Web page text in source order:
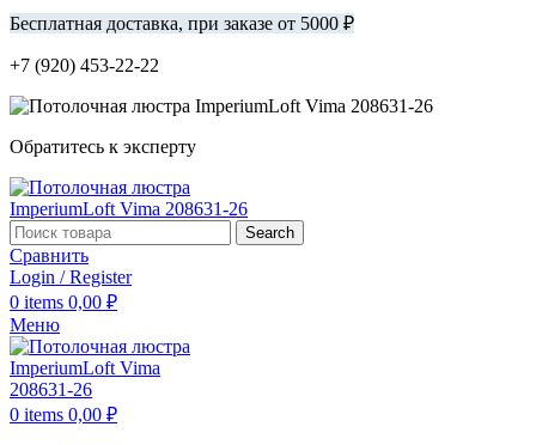
Бесплатная доставка, при заказе от 5000 ₽
+7 (920) 453-22-22
Обратитесь к эксперту
Search
Сравнить
Login / Register
0 items 0,00 ₽
Меню
0 items 0,00 ₽